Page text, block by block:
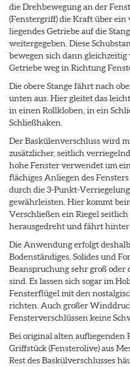
die Drehbewegung an der
(Fenstergriff) die Kraft über ein
liegendes Getriebe auf die
weitergegeben. Diese
bewegen sich dann gleichzeitig
Getriebe weg in Richtung
Die obere Stange fährt nach
unten aus. Hier gleitet das
in einen Rollkloben, in ein
Schließhaken.
Der Baskülenverschluss wird
zusätzlicher, seitlich
hohe Fenster verwendet um
flächiges Anliegen des
durch die 3-Punkt-
gewährleisten. Hier kommt
Verschließen ein Riegel seitlich
herausgedreht und fährt hinter
Die Anwendung erfolgt
Bodenständiges, Solides und
Beanspruchung sehr groß
sind. Es lassen sich sogar im
Fensterflügel mit den
richten. Auch großer
Fensterverschlüssen keine
Bei original alten aufliegenden
Griffstück (Fensterolive) aus
Rest des Baskülverschlusses